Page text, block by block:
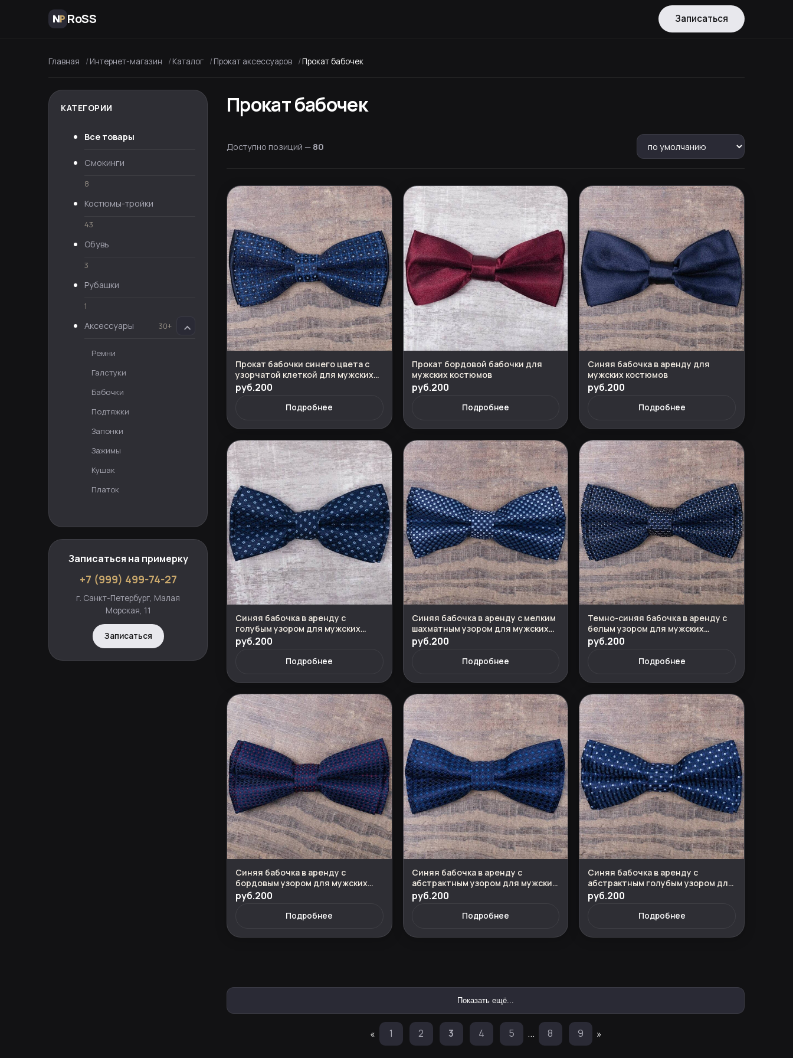
RoSS Записаться
Главная Интернет-магазин Каталог Прокат аксессуаров Прокат бабочек
КАТЕГОРИИ
Все товары
Смокинги
8
Костюмы-тройки
43
Обувь
3
Рубашки
1
Аксессуары 30+
Ремни
Галстуки
Бабочки
Подтяжки
Запонки
Зажимы
Кушак
Платок
Записаться на примерку
+7 (999) 499-74-27
г. Санкт-Петербург, Малая
Морская, 11
Записаться
Прокат бабочек
Доступно позиций — 80
Прокат бабочки синего цвета с
узорчатой клеткой для мужских
костюмов
руб.200
Подробнее
Прокат бордовой бабочки для
мужских костюмов
руб.200
Подробнее
Синяя бабочка в аренду для
мужских костюмов
руб.200
Подробнее
Синяя бабочка в аренду с
голубым узором для мужских
костюмов
руб.200
Подробнее
Синяя бабочка в аренду с мелким
шахматным узором для мужских
костюмов
руб.200
Подробнее
Темно-синяя бабочка в аренду с
белым узором для мужских
костюмов
руб.200
Подробнее
Синяя бабочка в аренду с
бордовым узором для мужских
костюмов
руб.200
Подробнее
Синяя бабочка в аренду с
абстрактным узором для мужских
костюмов
руб.200
Подробнее
Синяя бабочка в аренду с
абстрактным голубым узором для
мужских костюмов
руб.200
Подробнее
Показать ещё...
« 1 2 3 4 5 ... 8 9 »